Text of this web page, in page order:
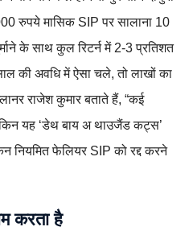
रुपये मासिक SIP पर सालाना 10
के साथ कुल रिटर्न में 2-3 प्रतिशत
की अवधि में ऐसा चले, तो लाखों का
राजेश कुमार बताते हैं, “कई
यह ‘डेथ बाय अ थाउजैंड कट्स’
नियमित फेलियर SIP को रद्द करने
करता है